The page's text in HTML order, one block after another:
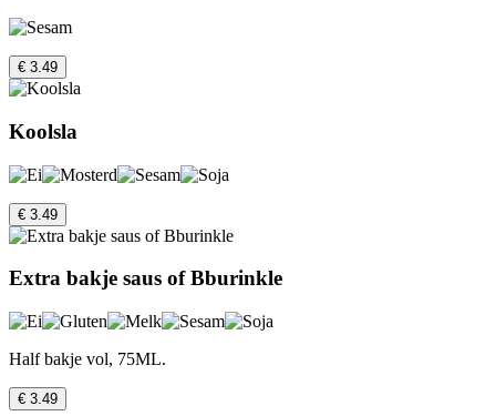
€ 3.49
Koolsla
€ 3.49
Extra bakje saus of Bburinkle
Half bakje vol, 75ML.
€ 3.49